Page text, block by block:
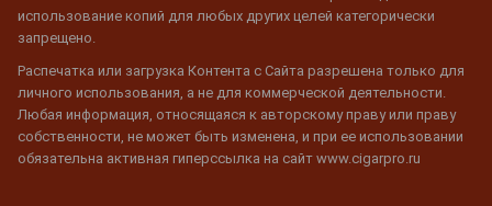
использование копий для любых других целей категорически
запрещено.
Распечатка или загрузка Контента с Сайта разрешена только для
личного использования, а не для коммерческой деятельности.
Любая информация, относящаяся к авторскому праву или праву
собственности, не может быть изменена, и при ее использовании
обязательна активная гиперссылка на сайт www.cigarpro.ru